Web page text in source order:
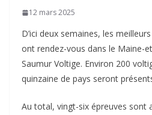
12 mars 2025
D’ici deux semaines, les
ont rendez-vous dans le Maine-
Saumur Voltige. Environ 200
quinzaine de pays seront
Au total, vingt-six épreuves sont